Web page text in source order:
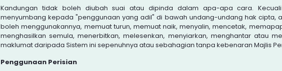
Kandungan tidak boleh diubah suai atau dipinda dalam apa-apa cara.
menyumbang kepada "penggunaan yang adil" di bawah undang-undang hak cipta,
boleh menggunakannya, memuat turun, memuat naik, menyalin, mencetak,
menghasilkan semula, menerbitkan, melesenkan, menyiarkan, menghantar atau
maklumat daripada Sistem ini sepenuhnya atau sebahagian tanpa kebenaran Majlis
Penggunaan Perisian